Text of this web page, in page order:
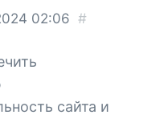
02:06 #
сайта и